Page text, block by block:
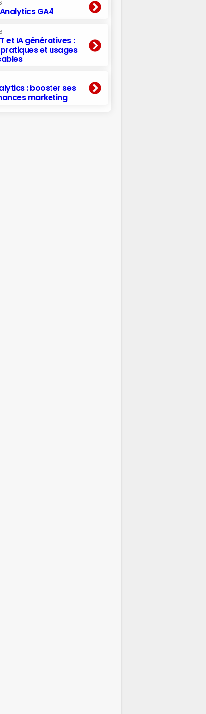
GA4
et IA génératives :
pratiques et usages
: booster ses
marketing